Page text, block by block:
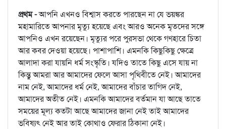
প্রথম -আপনি এখনও বিশ্বাস করতে পারছেন না যে ভয়ঙ্কর
মহামারিতে আপনার মৃত্যু হয়েছে এবং আরও অনেক মৃতদের সঙ্গে
আপনিও এখন রয়েছেন। মৃত্যুর পরে পুরসভা থেকে গণহারে চিতা
আর কবর দেওয়া হয়েছে। পাশাপাশি। এমনকি কিছুকিছু ক্ষেত্রে
আলাদা করা যায়নি ধর্ম সংস্কৃতি। যদিও তাতে কিছু এসে যায় না
কিন্তু আমরা আর আমাদের ফেলে আসা পৃথিবীতে নেই। আমাদের
নাম নেই, আমাদের ধর্ম নেই, আমাদের বাঁচার তাগিদ নেই,
আমাদের অতীত নেই। এমনকি আমাদের বর্তমান যা আছে তাতে
সময়ের মূল্য কতটা আছে আমাদের জানা নেই তাই আমাদের
ভবিষ্যৎ নেই আর তাই কোথাও ফেরার ঠিকানা নেই।